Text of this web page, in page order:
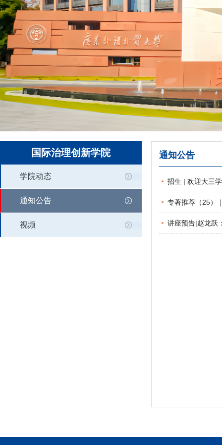
国际治理创新学院
学院动态
通知公告
视频
通知公告
招生 | 欢迎大三
专著推荐（25）
讲座预告|赵龙跃